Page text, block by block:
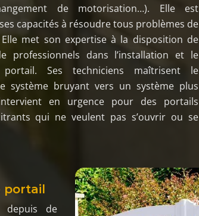
de motorisation…). Elle est
capacités à résoudre tous problèmes de
met son expertise à la disposition de
professionnels dans l’installation et le
portail. Ses techniciens maîtrisent le
système bruyant vers un système plus
en urgence pour des portails
qui ne veulent pas s’ouvrir ou se
portail
depuis de